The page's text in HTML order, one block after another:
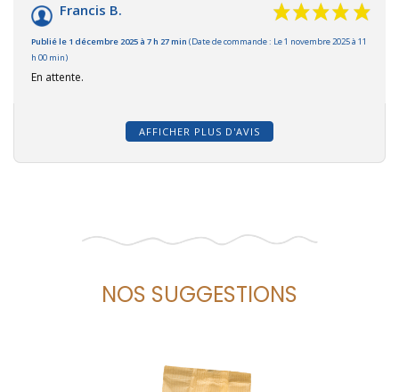
Francis B.
Publié le 1 décembre 2025 à 7 h 27 min (Date de commande : Le 1 novembre 2025 à 11
h 00 min)
En attente.
AFFICHER PLUS D'AVIS
NOS SUGGESTIONS